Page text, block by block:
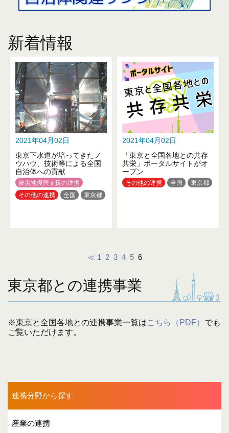
新着情報
2021年04月02日
東京下水道が培ってきたノ
ウハウ、技術等による全国
自治体への貢献
被災地復興支援の連携
その他の連携
全国 東京都
2021年04月02日
「東京と全国各地との共存
共栄」ポータルサイトがオ
ープン
その他の連携 全国 東京都
≪ 1 2 3 4 5 6
東京都との連携事業
※東京と全国各地との連携事業一覧はこちら（PDF） でも
ご覧いただけます。
連携分野から探す
産業の連携